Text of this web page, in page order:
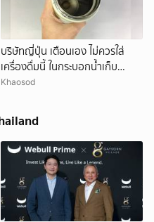
บริษัทญี่ปุ่น เตือนเอง ไม่ควรใส่
เครื่องดื่มนี้ ในกระบอกน้ำเก็บ
อุณหภูมิ เสี่ยงเสียหายง่าย
Khaosod